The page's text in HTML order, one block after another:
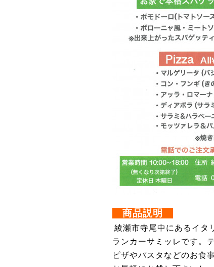
商品説明
綾瀬市寺尾中にあるイタ
ランカーサミッレです。
ピザやパスタなどのお食